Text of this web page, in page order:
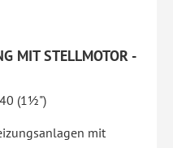
MIT STELLMOTOR -
(1½")
mit